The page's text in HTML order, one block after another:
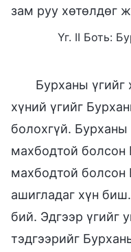
зам руу хөтөлдөг
Үг. II Боть:
Бурханы үгийг
хүний үгийг
болохгүй.
махбодтой
махбодтой болсон
ашигладаг хүн
бий. Эдгээр үгийг
тэдгээрийг